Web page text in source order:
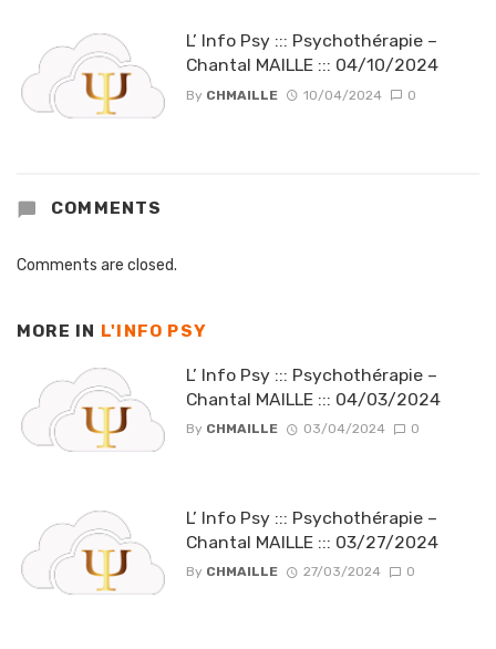
L’ Info Psy ::: Psychothérapie –
Chantal MAILLE ::: 04/10/2024
By CHMAILLE 10/04/2024 0
COMMENTS
Comments are closed.
MORE IN L'INFO PSY
L’ Info Psy ::: Psychothérapie –
Chantal MAILLE ::: 04/03/2024
By CHMAILLE 03/04/2024 0
L’ Info Psy ::: Psychothérapie –
Chantal MAILLE ::: 03/27/2024
By CHMAILLE 27/03/2024 0